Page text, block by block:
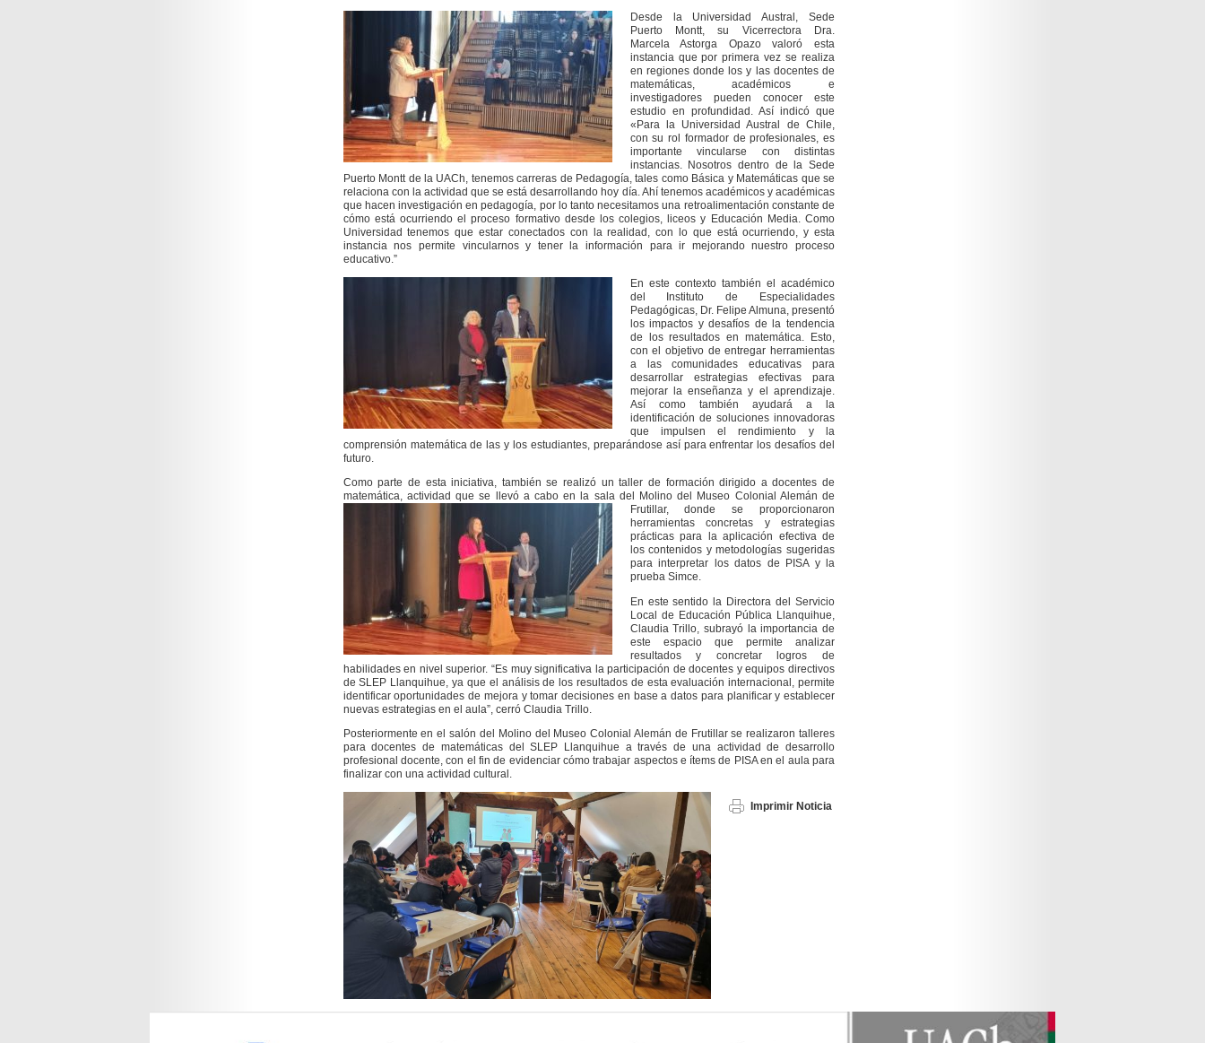
Desde la Universidad Austral, Sede
Puerto Montt, su Vicerrectora Dra.
Marcela Astorga Opazo valoró esta
instancia que por primera vez se realiza
en regiones donde los y las docentes de
matemáticas, académicos e
investigadores pueden conocer este
estudio en profundidad. Así indicó que
«Para la Universidad Austral de Chile,
con su rol formador de profesionales, es
importante vincularse con distintas
instancias. Nosotros dentro de la Sede
Puerto Montt de la UACh, tenemos carreras de Pedagogía, tales como Básica y Matemáticas que se
relaciona con la actividad que se está desarrollando hoy día. Ahí tenemos académicos y académicas
que hacen investigación en pedagogía, por lo tanto necesitamos una retroalimentación constante de
cómo está ocurriendo el proceso formativo desde los colegios, liceos y Educación Media. Como
Universidad tenemos que estar conectados con la realidad, con lo que está ocurriendo, y esta
instancia nos permite vincularnos y tener la información para ir mejorando nuestro proceso
educativo.”
En este contexto también el académico
del Instituto de Especialidades
Pedagógicas, Dr. Felipe Almuna, presentó
los impactos y desafíos de la tendencia
de los resultados en matemática. Esto,
con el objetivo de entregar herramientas
a las comunidades educativas para
desarrollar estrategias efectivas para
mejorar la enseñanza y el aprendizaje.
Así como también ayudará a la
identificación de soluciones innovadoras
que impulsen el rendimiento y la
comprensión matemática de las y los estudiantes, preparándose así para enfrentar los desafíos del
futuro.
Como parte de esta iniciativa, también se realizó un taller de formación dirigido a docentes de
matemática, actividad que se llevó a cabo en la sala del Molino del Museo Colonial Alemán de
Frutillar, donde se proporcionaron
herramientas concretas y estrategias
prácticas para la aplicación efectiva de
los contenidos y metodologías sugeridas
para interpretar los datos de PISA y la
prueba Simce.
En este sentido la Directora del Servicio
Local de Educación Pública Llanquihue,
Claudia Trillo, subrayó la importancia de
este espacio que permite analizar
resultados y concretar logros de
habilidades en nivel superior. “Es muy significativa la participación de docentes y equipos directivos
de SLEP Llanquihue, ya que el análisis de los resultados de esta evaluación internacional, permite
identificar oportunidades de mejora y tomar decisiones en base a datos para planificar y establecer
nuevas estrategias en el aula”, cerró Claudia Trillo.
Posteriormente en el salón del Molino del Museo Colonial Alemán de Frutillar se realizaron talleres
para docentes de matemáticas del SLEP Llanquihue a través de una actividad de desarrollo
profesional docente, con el fin de evidenciar cómo trabajar aspectos e ítems de PISA en el aula para
finalizar con una actividad cultural.
Imprimir Noticia